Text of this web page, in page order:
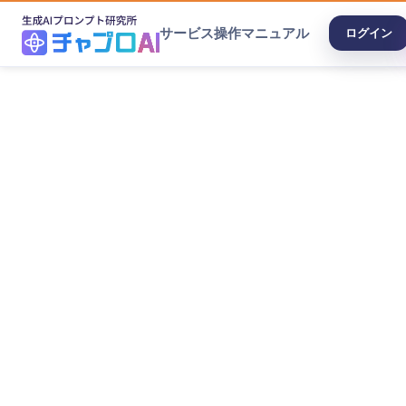
サービス操作マニュアル ログイン